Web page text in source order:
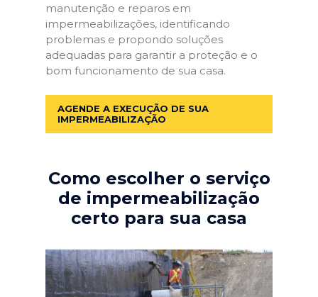
manutenção e reparos em
impermeabilizações, identificando
problemas e propondo soluções
adequadas para garantir a proteção e o
bom funcionamento de sua casa.
AGENDE A EXECUÇÃO DE SUA
IMPERMEABILIZAÇÃO
Como escolher o serviço
de impermeabilização
certo para sua casa